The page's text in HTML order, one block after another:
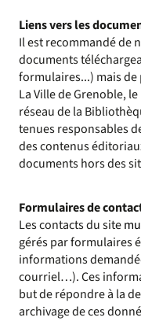
Liens vers les
Il est recommandé de
documents
formulaires...) mais de
La Ville de Grenoble,
réseau de la
tenues responsables
des contenus
documents hors des
Formulaires de
Les contacts du site
gérés par formulaires
informations
courriel…). Ces
but de répondre à la
archivage de ces